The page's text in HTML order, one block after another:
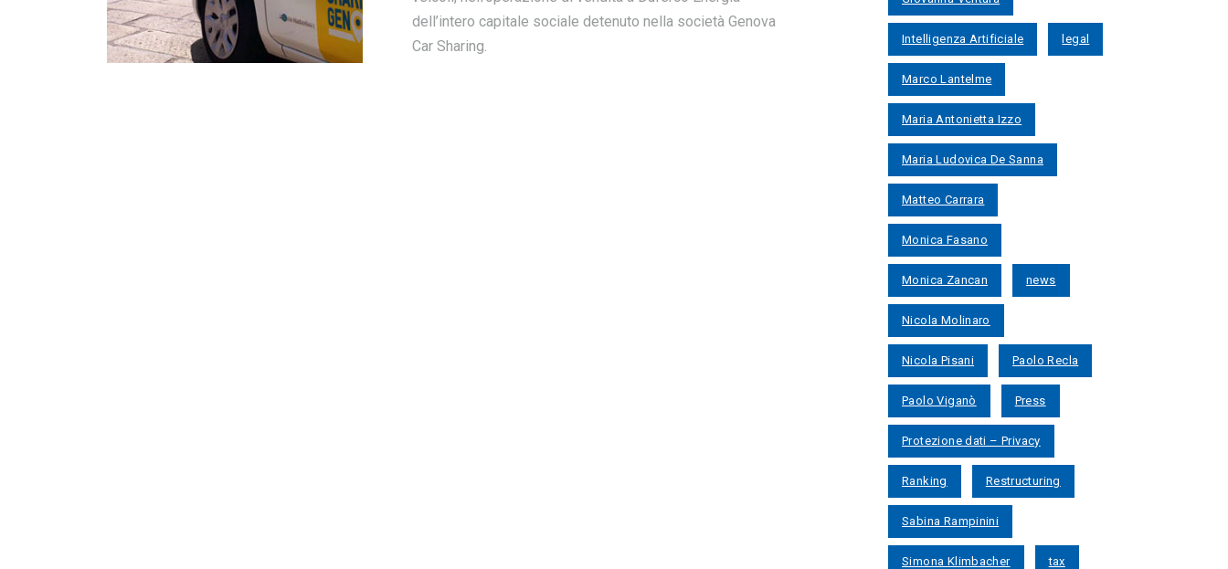
dell’intero capitale sociale detenuto nella società Genova
Car Sharing.
Intelligenza Artificiale legal
Marco Lantelme
Maria Antonietta Izzo
Maria Ludovica De Sanna
Matteo Carrara
Monica Fasano
Monica Zancan news
Nicola Molinaro
Nicola Pisani Paolo Recla
Paolo Viganò Press
Protezione dati – Privacy
Ranking Restructuring
Sabina Rampinini
Simona Klimbacher tax